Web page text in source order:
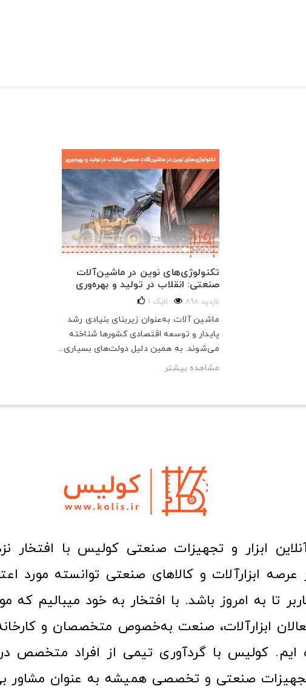
تکنولوژی‌های نوین در ماشین‌آلات
صنعتی: انقلاب در تولید و بهره‌وری
898 بازدید 1 لایک
ماشین آلات به‌عنوان زیربنای بنیادی رشد
پایدار و توسعه اقتصادی کشورها شناخته
می‌شوند. به همین دلیل دولت‌های بسیاری...
مشاهده بیشتر
تا به امروز باشد. با افتخار به خود میبالیم که
ابزارآلات، صنعت به‌خصوص متخصصان و
ایم. کولیس با گردآوری تیمی از افراد متخصص در
صنعتی و تخصصی همیشه به عنوان مشاور